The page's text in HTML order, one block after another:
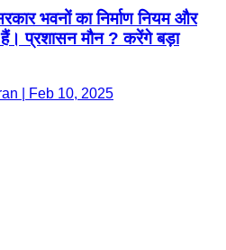
भवनों का निर्माण नियम और
हैं। प्रशासन मौन ? करेंगे बड़ा
| Feb 10, 2025